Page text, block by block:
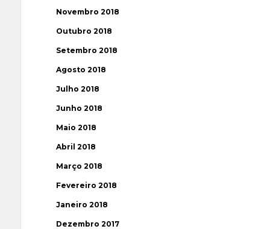
Novembro 2018
Outubro 2018
Setembro 2018
Agosto 2018
Julho 2018
Junho 2018
Maio 2018
Abril 2018
Março 2018
Fevereiro 2018
Janeiro 2018
Dezembro 2017